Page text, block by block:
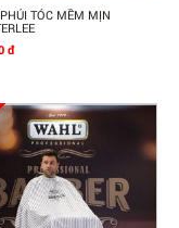
Mua Ngay
TÓC MỀM MỊN
đ